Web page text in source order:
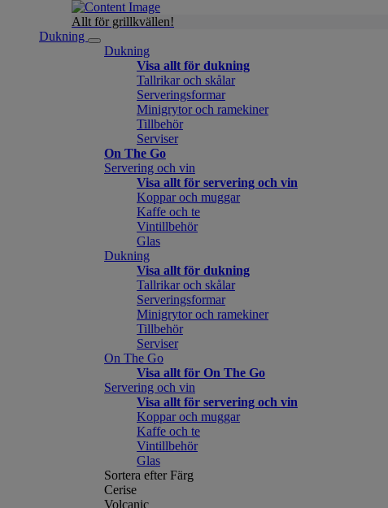
Allt för grillkvällen!
Dukning
Dukning
Visa allt för dukning
Tallrikar och skålar
Serveringsformar
Minigrytor och ramekiner
Tillbehör
Serviser
On The Go
Servering och vin
Visa allt för servering och vin
Koppar och muggar
Kaffe och te
Vintillbehör
Glas
Dukning
Visa allt för dukning
Tallrikar och skålar
Serveringsformar
Minigrytor och ramekiner
Tillbehör
Serviser
On The Go
Visa allt för On The Go
Servering och vin
Visa allt för servering och vin
Koppar och muggar
Kaffe och te
Vintillbehör
Glas
Sortera efter Färg
Cerise
Volcanic